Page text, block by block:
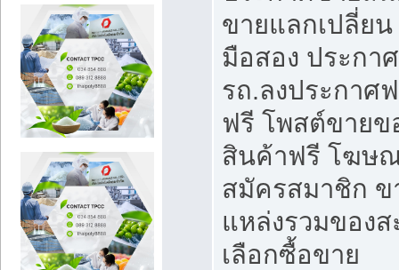
ขายแลกเปลี่ย
มือสอง ประกา
รถ.ลงประกาศ
ฟรี โพสต์ขาย
สินค้าฟรี โฆษ
สมัครสมาชิก ข
แหล่งรวมของ
เลือกซื้อขาย